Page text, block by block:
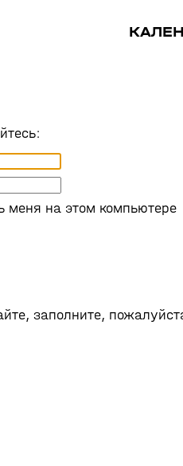
меня на этом компьютере
заполните,